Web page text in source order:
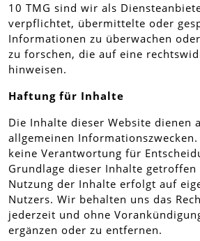
10 TMG sind wir als
verpflichtet, übermittelte oder
Informationen zu überwachen
zu forschen, die auf eine
hinweisen.
Haftung für Inhalte
Die Inhalte dieser Website dienen
allgemeinen
keine Verantwortung für
Grundlage dieser Inhalte getroffen
Nutzung der Inhalte erfolgt auf
Nutzers. Wir behalten uns das
jederzeit und ohne
ergänzen oder zu entfernen.